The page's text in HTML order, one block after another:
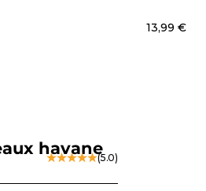
Prix de
13,99 €
havane(5.0)